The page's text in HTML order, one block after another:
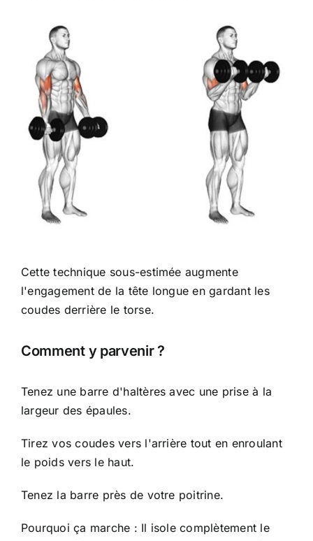
Cette technique sous-estimée augmente
l'engagement de la tête longue en gardant les
coudes derrière le torse.
Comment y parvenir ?
Tenez une barre d'haltères avec une prise à la
largeur des épaules.
Tirez vos coudes vers l'arrière tout en enroulant
le poids vers le haut.
Tenez la barre près de votre poitrine.
Pourquoi ça marche : Il isole complètement le